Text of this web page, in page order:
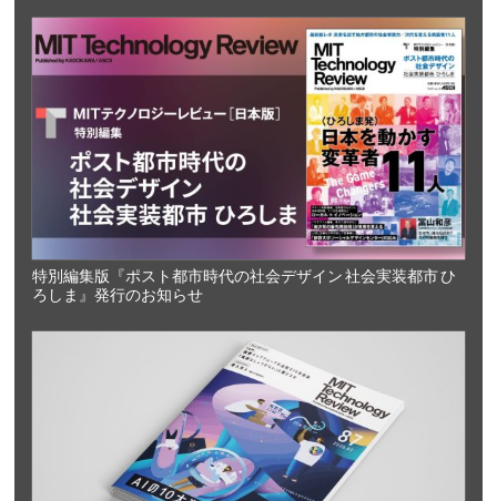
特別編集版『ポスト都市時代の社会デザイン 社会実装都市 ひ
ろしま』発行のお知らせ